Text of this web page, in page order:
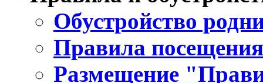
Обустройство
Правила
Размещение